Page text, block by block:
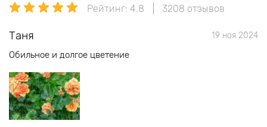
Рейтинг: 4.8 3208 отзывов
Таня 19 ноя 2024
Обильное и долгое цветение